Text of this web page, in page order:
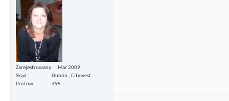
Zarejestrowany
Mar 2009
Skąd
Dublin , Citywest
Postów
495